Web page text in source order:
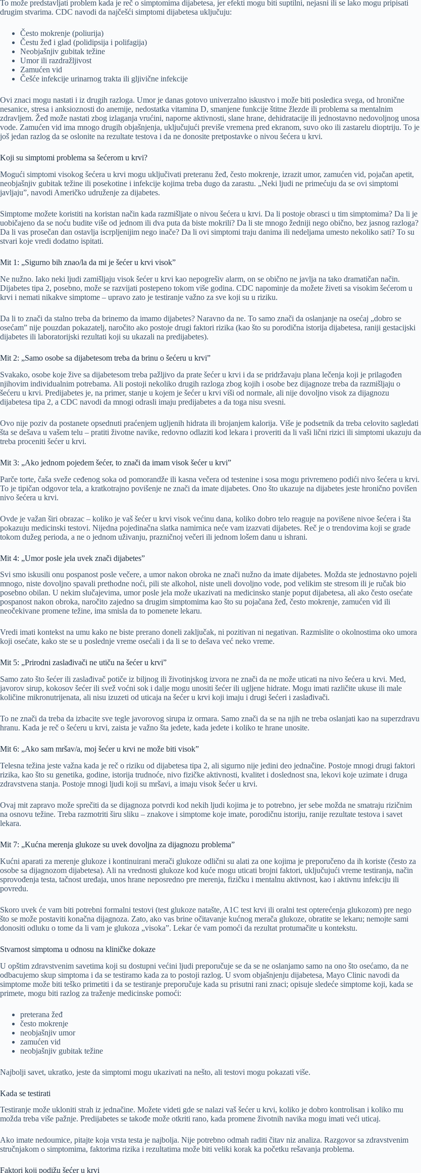
To može predstavljati problem kada je reč o simptomima dijabetesa, jer efekti mogu biti suptilni, nejasni ili se lako mogu pripisati
drugim stvarima. CDC navodi da najčešći simptomi dijabetesa uključuju:
Često mokrenje (poliurija)
Čestu žeđ i glad (polidipsija i polifagija)
Neobjašnjiv gubitak težine
Umor ili razdražljivost
Zamućen vid
Češće infekcije urinarnog trakta ili gljivične infekcije
Ovi znaci mogu nastati i iz drugih razloga. Umor je danas gotovo univerzalno iskustvo i može biti posledica svega, od hronične
nesanice, stresa i anksioznosti do anemije, nedostatka vitamina D, smanjene funkcije štitne žlezde ili problema sa mentalnim
zdravljem. Žeđ može nastati zbog izlaganja vrućini, naporne aktivnosti, slane hrane, dehidratacije ili jednostavno nedovoljnog unosa
vode. Zamućen vid ima mnogo drugih objašnjenja, uključujući previše vremena pred ekranom, suvo oko ili zastarelu dioptriju. To je
još jedan razlog da se oslonite na rezultate testova i da ne donosite pretpostavke o nivou šećera u krvi.
Koji su simptomi problema sa šećerom u krvi?
Mogući simptomi visokog šećera u krvi mogu uključivati preteranu žeđ, često mokrenje, izrazit umor, zamućen vid, pojačan apetit,
neobjašnjiv gubitak težine ili posekotine i infekcije kojima treba dugo da zarastu. „Neki ljudi ne primećuju da se ovi simptomi
javljaju”, navodi Američko udruženje za dijabetes.
Simptome možete koristiti na koristan način kada razmišljate o nivou šećera u krvi. Da li postoje obrasci u tim simptomima? Da li je
uobičajeno da se noću budite više od jednom ili dva puta da biste mokrili? Da li ste mnogo žedniji nego obično, bez jasnog razloga?
Da li vas prosečan dan ostavlja iscrpljenijim nego inače? Da li ovi simptomi traju danima ili nedeljama umesto nekoliko sati? To su
stvari koje vredi dodatno ispitati.
Mit 1: „Sigurno bih znao/la da mi je šećer u krvi visok”
Ne nužno. Iako neki ljudi zamišljaju visok šećer u krvi kao nepogrešiv alarm, on se obično ne javlja na tako dramatičan način.
Dijabetes tipa 2, posebno, može se razvijati postepeno tokom više godina. CDC napominje da možete živeti sa visokim šećerom u
krvi i nemati nikakve simptome – upravo zato je testiranje važno za sve koji su u riziku.
Da li to znači da stalno treba da brinemo da imamo dijabetes? Naravno da ne. To samo znači da oslanjanje na osećaj „dobro se
osećam” nije pouzdan pokazatelj, naročito ako postoje drugi faktori rizika (kao što su porodična istorija dijabetesa, raniji gestacijski
dijabetes ili laboratorijski rezultati koji su ukazali na predijabetes).
Mit 2: „Samo osobe sa dijabetesom treba da brinu o šećeru u krvi”
Svakako, osobe koje žive sa dijabetesom treba pažljivo da prate šećer u krvi i da se pridržavaju plana lečenja koji je prilagođen
njihovim individualnim potrebama. Ali postoji nekoliko drugih razloga zbog kojih i osobe bez dijagnoze treba da razmišljaju o
šećeru u krvi. Predijabetes je, na primer, stanje u kojem je šećer u krvi viši od normale, ali nije dovoljno visok za dijagnozu
dijabetesa tipa 2, a CDC navodi da mnogi odrasli imaju predijabetes a da toga nisu svesni.
Ovo nije poziv da postanete opsednuti praćenjem ugljenih hidrata ili brojanjem kalorija. Više je podsetnik da treba celovito sagledati
šta se dešava u vašem telu – pratiti životne navike, redovno odlaziti kod lekara i proveriti da li vaši lični rizici ili simptomi ukazuju da
treba proceniti šećer u krvi.
Mit 3: „Ako jednom pojedem šećer, to znači da imam visok šećer u krvi”
Parče torte, čaša sveže ceđenog soka od pomorandže ili kasna večera od testenine i sosa mogu privremeno podići nivo šećera u krvi.
To je tipičan odgovor tela, a kratkotrajno povišenje ne znači da imate dijabetes. Ono što ukazuje na dijabetes jeste hronično povišen
nivo šećera u krvi.
Ovde je važan širi obrazac – koliko je vaš šećer u krvi visok većinu dana, koliko dobro telo reaguje na povišene nivoe šećera i šta
pokazuju medicinski testovi. Nijedna pojedinačna slatka namirnica neće vam izazvati dijabetes. Reč je o trendovima koji se grade
tokom dužeg perioda, a ne o jednom uživanju, prazničnoj večeri ili jednom lošem danu u ishrani.
Mit 4: „Umor posle jela uvek znači dijabetes”
Svi smo iskusili onu pospanost posle večere, a umor nakon obroka ne znači nužno da imate dijabetes. Možda ste jednostavno pojeli
mnogo, niste dovoljno spavali prethodne noći, pili ste alkohol, niste uneli dovoljno vode, pod velikim ste stresom ili je ručak bio
posebno obilan. U nekim slučajevima, umor posle jela može ukazivati na medicinsko stanje poput dijabetesa, ali ako često osećate
pospanost nakon obroka, naročito zajedno sa drugim simptomima kao što su pojačana žeđ, često mokrenje, zamućen vid ili
neočekivane promene težine, ima smisla da to pomenete lekaru.
Vredi imati kontekst na umu kako ne biste prerano doneli zaključak, ni pozitivan ni negativan. Razmislite o okolnostima oko umora
koji osećate, kako ste se u poslednje vreme osećali i da li se to dešava već neko vreme.
Mit 5: „Prirodni zaslađivači ne utiču na šećer u krvi”
Samo zato što šećer ili zaslađivač potiče iz biljnog ili životinjskog izvora ne znači da ne može uticati na nivo šećera u krvi. Med,
javorov sirup, kokosov šećer ili svež voćni sok i dalje mogu unositi šećer ili ugljene hidrate. Mogu imati različite ukuse ili male
količine mikronutrijenata, ali nisu izuzeti od uticaja na šećer u krvi koji imaju i drugi šećeri i zaslađivači.
To ne znači da treba da izbacite sve tegle javorovog sirupa iz ormara. Samo znači da se na njih ne treba oslanjati kao na superzdravu
hranu. Kada je reč o šećeru u krvi, zaista je važno šta jedete, kada jedete i koliko te hrane unosite.
Mit 6: „Ako sam mršav/a, moj šećer u krvi ne može biti visok”
Telesna težina jeste važna kada je reč o riziku od dijabetesa tipa 2, ali sigurno nije jedini deo jednačine. Postoje mnogi drugi faktori
rizika, kao što su genetika, godine, istorija trudnoće, nivo fizičke aktivnosti, kvalitet i doslednost sna, lekovi koje uzimate i druga
zdravstvena stanja. Postoje mnogi ljudi koji su mršavi, a imaju visok šećer u krvi.
Ovaj mit zapravo može sprečiti da se dijagnoza potvrdi kod nekih ljudi kojima je to potrebno, jer sebe možda ne smatraju rizičnim
na osnovu težine. Treba razmotriti širu sliku – znakove i simptome koje imate, porodičnu istoriju, ranije rezultate testova i savet
lekara.
Mit 7: „Kućna merenja glukoze su uvek dovoljna za dijagnozu problema”
Kućni aparati za merenje glukoze i kontinuirani merači glukoze odlični su alati za one kojima je preporučeno da ih koriste (često za
osobe sa dijagnozom dijabetesa). Ali na vrednosti glukoze kod kuće mogu uticati brojni faktori, uključujući vreme testiranja, način
sprovođenja testa, tačnost uređaja, unos hrane neposredno pre merenja, fizičku i mentalnu aktivnost, kao i aktivnu infekciju ili
povredu.
Skoro uvek će vam biti potrebni formalni testovi (test glukoze natašte, A1C test krvi ili oralni test opterećenja glukozom) pre nego
što se može postaviti konačna dijagnoza. Zato, ako vas brine očitavanje kućnog merača glukoze, obratite se lekaru; nemojte sami
donositi odluku o tome da li vam je glukoza „visoka”. Lekar će vam pomoći da rezultat protumačite u kontekstu.
Stvarnost simptoma u odnosu na kliničke dokaze
U opštim zdravstvenim savetima koji su dostupni većini ljudi preporučuje se da se ne oslanjamo samo na ono što osećamo, da ne
odbacujemo skup simptoma i da se testiramo kada za to postoji razlog. U svom objašnjenju dijabetesa, Mayo Clinic navodi da
simptome može biti teško primetiti i da se testiranje preporučuje kada su prisutni rani znaci; opisuje sledeće simptome koji, kada se
primete, mogu biti razlog za traženje medicinske pomoći:
preterana žeđ
često mokrenje
neobjašnjiv umor
zamućen vid
neobjašnjiv gubitak težine
Najbolji savet, ukratko, jeste da simptomi mogu ukazivati na nešto, ali testovi mogu pokazati više.
Kada se testirati
Testiranje može ukloniti strah iz jednačine. Možete videti gde se nalazi vaš šećer u krvi, koliko je dobro kontrolisan i koliko mu
možda treba više pažnje. Predijabetes se takođe može otkriti rano, kada promene životnih navika mogu imati veći uticaj.
Ako imate nedoumice, pitajte koja vrsta testa je najbolja. Nije potrebno odmah raditi čitav niz analiza. Razgovor sa zdravstvenim
stručnjakom o simptomima, faktorima rizika i rezultatima može biti veliki korak ka početku rešavanja problema.
Faktori koji podižu šećer u krvi